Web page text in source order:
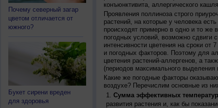
Почему северный загар
цветом отличается от
южного?
Букет сирени вреден
для здоровья
конъюнктивита, аллергического
Проявления поллиноза строго
растений, на которые у человека
происходят примерно в одно и то же
погодных условий, возможно сдвиги
интенсивности цветения на сроки от
и погодных факторов. Поэтому для
цветения растений-аллергенов, а
(периодов максимального
Какие же погодные факторы
воздухе? Перечислим основные из
Сумма эффективных
развития растения и, как бы